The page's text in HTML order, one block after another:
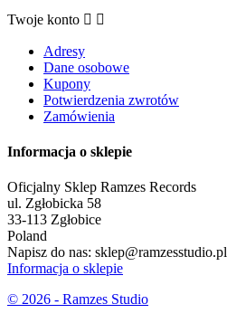
Twoje konto  
Adresy
Dane osobowe
Kupony
Potwierdzenia zwrotów
Zamówienia
Informacja o sklepie
Oficjalny Sklep Ramzes Records
ul. Zgłobicka 58
33-113 Zgłobice
Poland
Napisz do nas: sklep@ramzesstudio.pl
Informacja o sklepie
© 2026 - Ramzes Studio